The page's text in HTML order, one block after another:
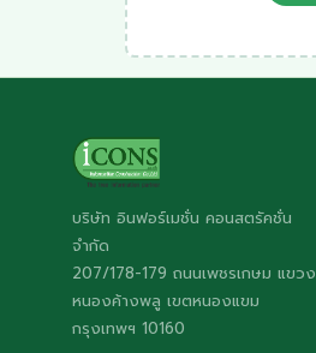
บริษัท อินฟอร์เมชั่น คอนสตรัคชั่น
จำกัด
207/178-179 ถนนเพชรเกษม แขวง
หนองค้างพลู เขตหนองแขม
กรุงเทพฯ 10160